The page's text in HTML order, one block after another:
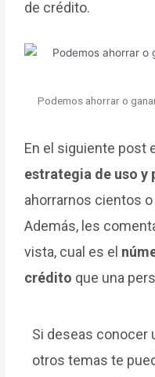
de crédito.
Podemos ahorrar o
En el siguiente post
estrategia de uso y
ahorrarnos cientos
Además, les
vista, cual es el
crédito que una
Si deseas conocer
otros temas te